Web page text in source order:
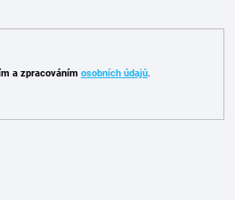
a zpracováním osobních údajů.